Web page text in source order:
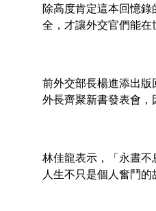
除高度肯定這本回憶
全，才讓外交官們能在
前外交部長楊進添出
外長齊聚新書發表會，
林佳龍表示，「永晝
人生不只是個人奮鬥的